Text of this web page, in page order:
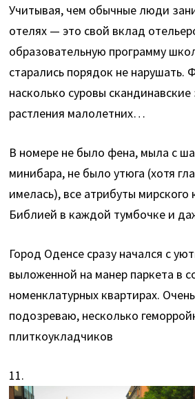
Учитывая, чем обычные люди
отелях — это свой вклад
образовательную программу
старались порядок не нарушать.
насколько суровы
растления малолетних…
В номере не было фена, мыла с
минибара, не было утюга (хотя
имелась), все атрибуты мирского
Библией в каждой тумбочке и
Город Оденсе сразу начался с
выложенной на манер паркета в
номенклатурных квартирах.
подозреваю, несколько
плиткоукладчиков
11.